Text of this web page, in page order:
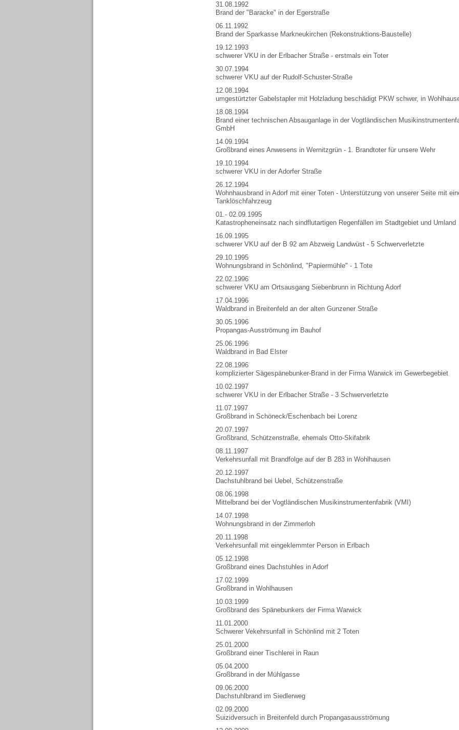
31.08.1992
Brand der "Baracke" in der Egerstraße
06.11.1992
Brand der Sparkasse Markneukirchen (Rekonstruktions-Baustelle)
19.12.1993
schwerer VKU in der Erlbacher Straße - erstmals ein Toter
30.07.1994
schwerer VKU auf der Rudolf-Schuster-Straße
12.08.1994
umgestürtzter Gabelstapler mit Holzladung beschädigt PKW schwer, in
18.08.1994
Brand einer technischen Absauganlage in der Vogtländischen
GmbH
14.09.1994
Großbrand eines Anwesens in Wernitzgrün - 1. Brandtoter für unsere Wehr
19.10.1994
schwerer VKU in der Adorfer Straße
26.12.1994
Wohnhausbrand in Adorf mit einer Toten - Unterstützung von unserer Seite mit
Tanklöschfahrzeug
01.- 02.09.1995
Katastropheneinsatz nach sindflutartigen Regenfällen im Stadtgebiet und Umland
16.09.1995
schwerer VKU auf der B 92 am Abzweig Landwüst - 5 Schwerverletzte
29.10.1995
Wohnungsbrand in Schönlind, "Papiermühle" - 1 Tote
22.02.1996
schwerer VKU am Ortsausgang Siebenbrunn in Richtung Adorf
17.04.1996
Waldbrand in Breitenfeld an der alten Gunzener Straße
30.05.1996
Propangas-Ausströmung im Bauhof
25.06.1996
Waldbrand in Bad Elster
22.08.1996
komplizierter Sägespänebunker-Brand in der Firma Warwick im Gewerbegebiet
10.02.1997
schwerer VKU in der Erlbacher Straße - 3 Schwerverletzte
11.07.1997
Großbrand in Schöneck/Eschenbach bei Lorenz
20.07.1997
Großbrand, Schützenstraße, ehemals Otto-Skifabrik
08.11.1997
Verkehrsunfall mit Brandfolge auf der B 283 in Wohlhausen
20.12.1997
Dachstuhlbrand bei Uebel, Schützenstraße
08.06.1998
Mittelbrand bei der Vogtländischen Musikinstrumentenfabrik (VMI)
14.07.1998
Wohnungsbrand in der Zimmerloh
20.11.1998
Verkehrsunfall mit eingeklemmter Person in Erlbach
05.12.1998
Großbrand eines Dachstuhles in Adorf
17.02.1999
Großbrand in Wohlhausen
10.03.1999
Großbrand des Spänebunkers der Firma Warwick
11.01.2000
Schwerer Vekehrsunfall in Schönlind mit 2 Toten
25.01.2000
Großbrand einer Tischlerei in Raun
05.04.2000
Großbrand in der Mühlgasse
09.06.2000
Dachstuhlbrand im Siedlerweg
02.09.2000
Suizidversuch in Breitenfeld durch Propangasausströmung